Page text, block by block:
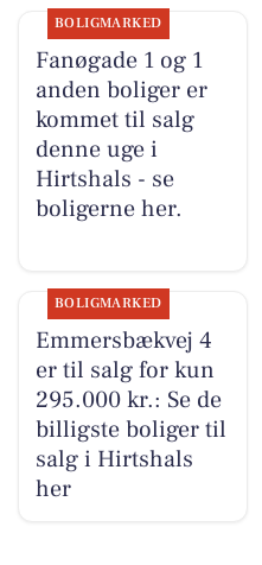
BOLIGMARKED
Fanøgade 1 og 1
anden boliger er
kommet til salg
denne uge i
Hirtshals - se
boligerne her.
BOLIGMARKED
Emmersbækvej 4
er til salg for kun
295.000 kr.: Se de
billigste boliger til
salg i Hirtshals
her